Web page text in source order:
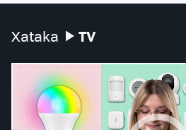
Xataka TV